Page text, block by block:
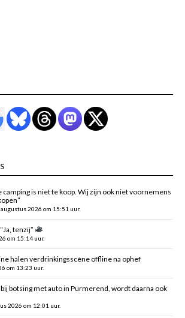
camping is niet te koop. Wij zijn ook niet voornemens
2026 om 15:51 uur.
tenzij”
om 15:14 uur.
halen verdrinkingsscène offline na ophef
om 13:23 uur.
botsing met auto in Purmerend, wordt daarna ook
2026 om 12:01 uur.